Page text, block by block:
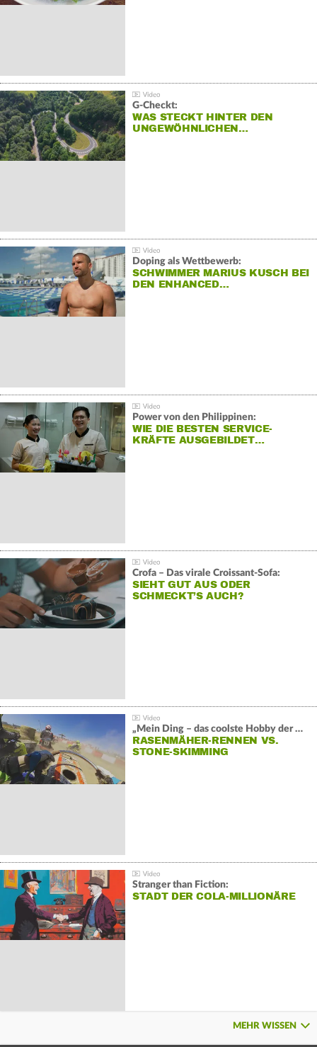
G-Checkt:
WAS STECKT HINTER DEN
UNGEWÖHNLICHEN…
Doping als Wettbewerb:
SCHWIMMER MARIUS KUSCH BEI
DEN ENHANCED…
Power von den Philippinen:
WIE DIE BESTEN SERVICE-
KRÄFTE AUSGEBILDET…
Crofa – Das virale Croissant-Sofa:
SIEHT GUT AUS ODER
SCHMECKT’S AUCH?
„Mein Ding – das coolste Hobby der Welt“:
RASENMÄHER-RENNEN VS.
STONE-SKIMMING
Stranger than Fiction:
STADT DER COLA-MILLIONÄRE
MEHR WISSEN